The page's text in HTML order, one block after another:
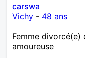
carswa
Vichy - 48 ans
Femme
amoureuse